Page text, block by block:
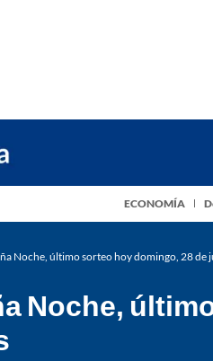
ECONOMÍA
Noche, último sorteo hoy domingo, 28 de
Noche,